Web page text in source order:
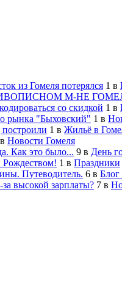
из Гомеля потерялся 1 в
М-НЕ
со скидкой 1 в
рынка "Быховский" 1 в
1 в Жильё в
в Новости Гомеля
Как это было... 9 в День
1 в Праздники
Путеводитель. 6 в
высокой зарплаты? 7 в